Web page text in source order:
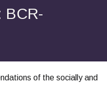
BCR-
of the socially and